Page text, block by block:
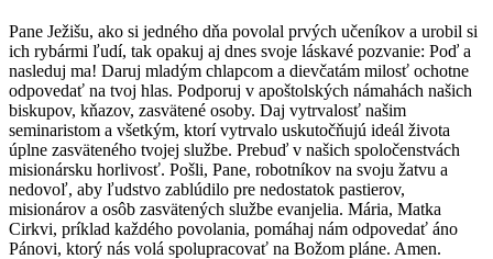
Pane Ježišu, ako si jedného dňa povolal prvých učeníkov a urobil si
ich rybármi ľudí, tak opakuj aj dnes svoje láskavé pozvanie: Poď a
nasleduj ma! Daruj mladým chlapcom a dievčatám milosť ochotne
odpovedať na tvoj hlas. Podporuj v apoštolských námahách našich
biskupov, kňazov, zasvätené osoby. Daj vytrvalosť našim
seminaristom a všetkým, ktorí vytrvalo uskutočňujú ideál života
úplne zasväteného tvojej službe. Prebuď v našich spoločenstvách
misionársku horlivosť. Pošli, Pane, robotníkov na svoju žatvu a
nedovoľ, aby ľudstvo zablúdilo pre nedostatok pastierov,
misionárov a osôb zasvätených službe evanjelia. Mária, Matka
Cirkvi, príklad každého povolania, pomáhaj nám odpovedať áno
Pánovi, ktorý nás volá spolupracovať na Božom pláne. Amen.